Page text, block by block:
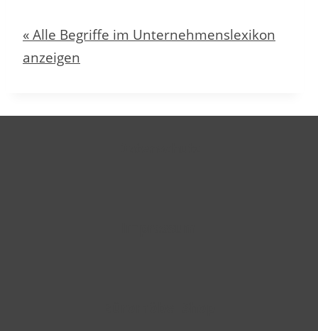
« Alle Begriffe im Unternehmenslexikon
anzeigen